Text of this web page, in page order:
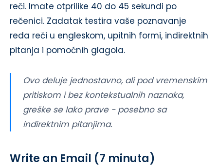
reči. Imate otprilike 40 do 45 sekundi po
rečenici. Zadatak testira vaše poznavanje
reda reči u engleskom, upitnih formi, indirektnih
pitanja i pomoćnih glagola.
Ovo deluje jednostavno, ali pod vremenskim
pritiskom i bez kontekstualnih naznaka,
greške se lako prave - posebno sa
indirektnim pitanjima.
Write an Email (7 minuta)